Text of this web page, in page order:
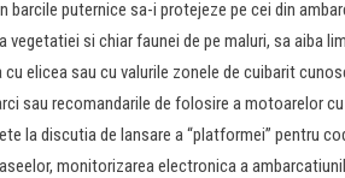
barcile puternice sa-i protejeze pe cei din
vegetatiei si chiar faunei de pe maluri, sa aiba
cu elicea sau cu valurile zonele de cuibarit
sau recomandarile de folosire a motoarelor
la discutia de lansare a “platformei” pentru
monitorizarea electronica a